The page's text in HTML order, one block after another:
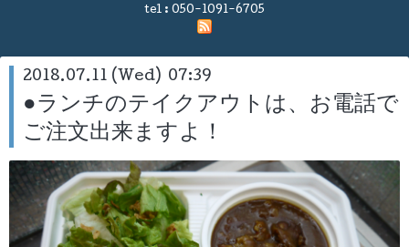
tel : 050-1091-6705
2018.07.11 (Wed) 07:39
●ランチのテイクアウトは、お電話で
ご注文出来ますよ！